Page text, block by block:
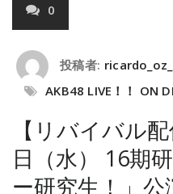
0
投稿者:
AKB48 LIVE！！ ON
【リバイバル
日（水） 16期
ー研究生！」